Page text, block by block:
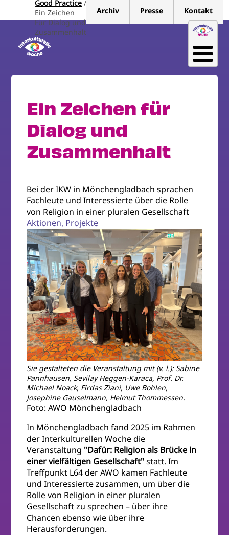
Good Practice
Ein Zeichen
Für Dialog und
Zusammenhalt
Archiv Presse Kontakt
Ein Zeichen für
Dialog und
Zusammenhalt
Bei der IKW in Mönchengladbach sprachen
Fachleute und Interessierte über die Rolle
von Religion in einer pluralen Gesellschaft
Aktionen, Projekte
Sie gestalteten die Veranstaltung mit (v. l.): Sabine
Pannhausen, Sevilay Heggen-Karaca, Prof. Dr.
Michael Noack, Firdas Ziani, Uwe Bohlen,
Josephine Gauselmann, Helmut Thommessen.
Foto: AWO Mönchengladbach
In Mönchengladbach fand 2025 im Rahmen
der Interkulturellen Woche die
Veranstaltung "Dafür: Religion als Brücke in
einer vielfältigen Gesellschaft"statt. Im
Treffpunkt L64 der AWO kamen Fachleute
und Interessierte zusammen, um über die
Rolle von Religion in einer pluralen
Gesellschaft zu sprechen – über ihre
Chancen ebenso wie über ihre
Herausforderungen.